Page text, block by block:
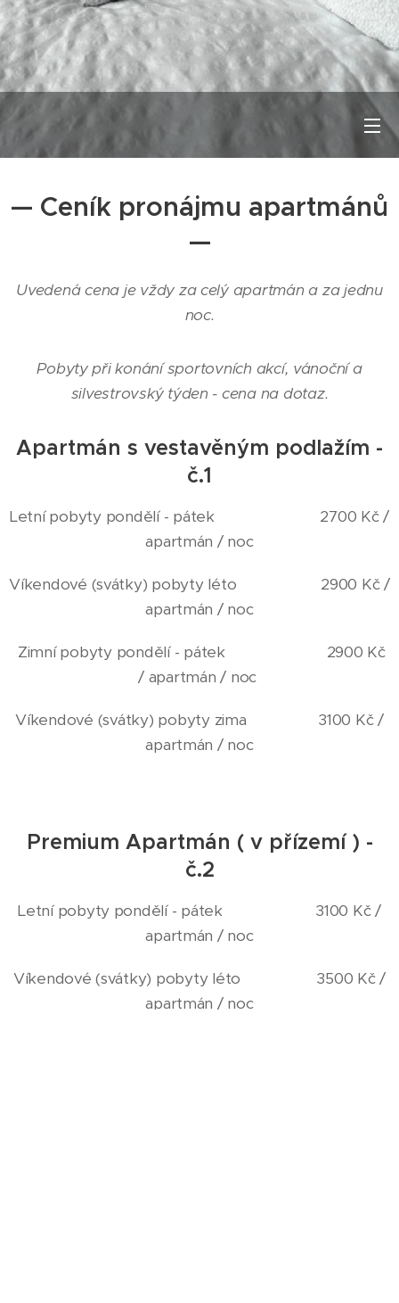
— Ceník pronájmu apartmánů
—
Uvedená cena je vždy za celý apartmán a za jednu
noc.
Pobyty při konání sportovních akcí, vánoční a
silvestrovský týden - cena na dotaz.
Apartmán s vestavěným podlažím -
č.1
Letní pobyty pondělí - pátek 2700 Kč /
apartmán / noc
Víkendové (svátky) pobyty léto 2900 Kč /
apartmán / noc
Zimní pobyty pondělí - pátek 2900 Kč
/ apartmán / noc
Víkendové (svátky) pobyty zima 3100 Kč /
apartmán / noc
Premium Apartmán ( v přízemí ) -
č.2
Letní pobyty pondělí - pátek 3100 Kč /
apartmán / noc
Víkendové (svátky) pobyty léto 3500 Kč /
apartmán / noc